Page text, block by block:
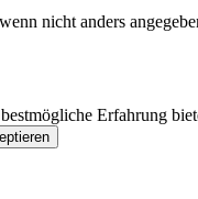
nicht anders
Erfahrung